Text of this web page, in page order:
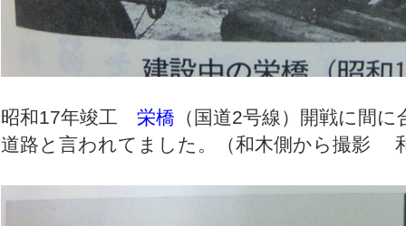
昭和17年竣工栄橋 （国道2号線）開戦に間
道路と言われてました。（和木側から撮影